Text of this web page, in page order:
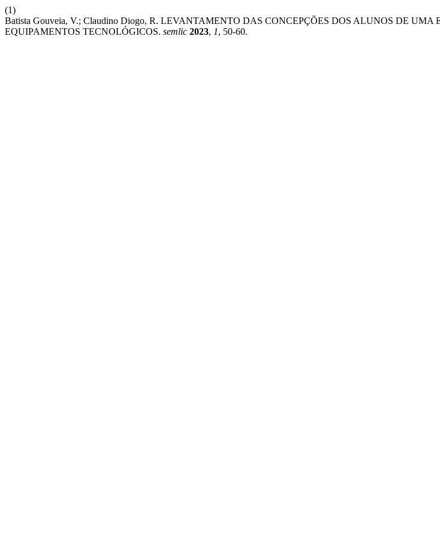
(1)
Batista Gouveia, V.; Claudino Diogo, R. LEVANTAMENTO DAS CONCEPÇÕES DOS ALUNOS DE
EQUIPAMENTOS TECNOLÓGICOS. semlic 2023, 1, 50-60.